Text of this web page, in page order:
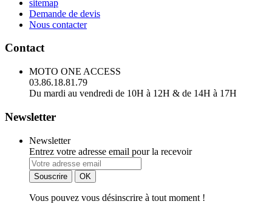
sitemap
Demande de devis
Nous contacter
Contact
MOTO ONE ACCESS
03.86.18.81.79
Du mardi au vendredi de 10H à 12H & de 14H à 17H
Newsletter
Newsletter
Entrez votre adresse email pour la recevoir
Vous pouvez vous désinscrire à tout moment !